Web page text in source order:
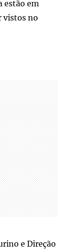
estão em
vistos no
e Direção